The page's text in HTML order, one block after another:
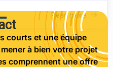
Read more
courts et une équipe
à bien votre projet
comprennent une offre